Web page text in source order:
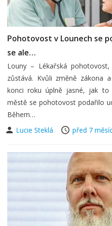
Pohotovost v Lounech se
se ale…
Louny – Lékařská
zůstává. Kvůli změně zákona
konci roku úplně jasné, jak to
městě se pohotovost podařilo
Během…
Lucie Steklá
před 7